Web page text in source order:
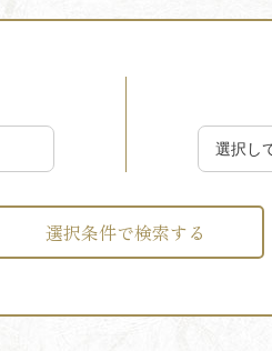
選択条件で検索する